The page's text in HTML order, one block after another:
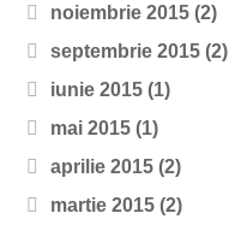
noiembrie 2015 (2)
septembrie 2015 (2)
iunie 2015 (1)
mai 2015 (1)
aprilie 2015 (2)
martie 2015 (2)